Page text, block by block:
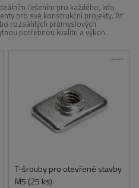
řešením pro každého, kdo
pro své konstrukční projekty. Ať
rozsáhlých průmyslových
potřebnou kvalitu a výkon.
T-šrouby pro otevřené stavby
M5 (25 ks)